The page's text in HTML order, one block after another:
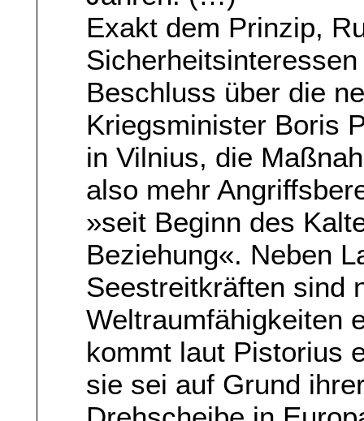
Exakt dem Prinzip,
Beschluss über die
Kriegsminister Boris
in Vilnius, die
also mehr
»seit Beginn des
Beziehung«. Neben
Seestreitkräften sind
Weltraumfähigkeiten
kommt laut Pistorius
sie sei auf Grund